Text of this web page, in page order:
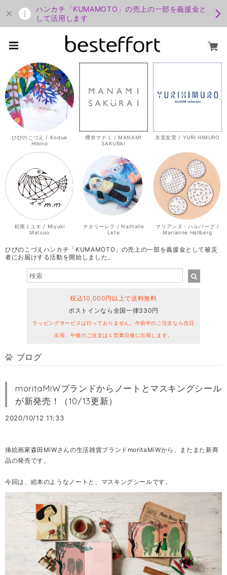
ハンカチ「KUMAMOTO」の売上の一部を義援金と
して活用します
ひびのこづえ / Kodue
Hibino
櫻井マナミ / MANAMI
SAKURAI
氷室友里 / YURI HIMURO
松尾ミユキ / Miyuki
Matsuo
ナタリーレテ / Nathalie
Lete
マリアンヌ・ハルバーグ /
Marianne Hallberg
ひびのこづえハンカチ「KUMAMOTO」の売上の一部を義援金として被災
者にお届けする活動を開始しました。
税込10,000円以上で送料無料
ポストインなら全国一律330円
ラッピングサービスは行っておりません。午前中のご注文なら当日
出荷、午後のご注文は１営業日後に出荷します。
ブログ
moritaMiWブランドからノートとマスキングシール
が新発売！（10/13更新）
2020/10/12 11:33
挿絵画家森田MiWさんの生活雑貨ブランドmoritaMiWから、またまた新商
品の発売です。
今回は、絵本のようなノートと、マスキングシールです。